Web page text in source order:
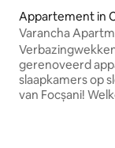
Appartement in
ca
Varancha
gerenoveerd
slaapkamers op
van Focșani! Welkom in ons kleine nest,